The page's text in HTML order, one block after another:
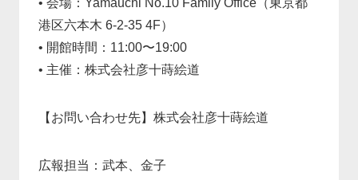
• 会場：Yamauchi No.10 Family Office （東京都
港区六本木 6-2-35 4F）
• 開館時間：11:00〜19:00
• 主催：株式会社彦十蒔絵道
【お問い合わせ先】株式会社彦十蒔絵道
広報担当：武本、金子